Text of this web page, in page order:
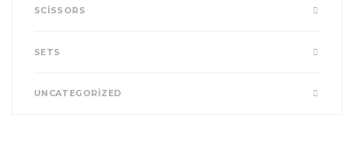
SCISSORS
SETS
UNCATEGORIZED